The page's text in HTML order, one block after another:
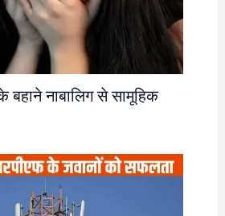
बहाने नाबालिग से सामूहिक